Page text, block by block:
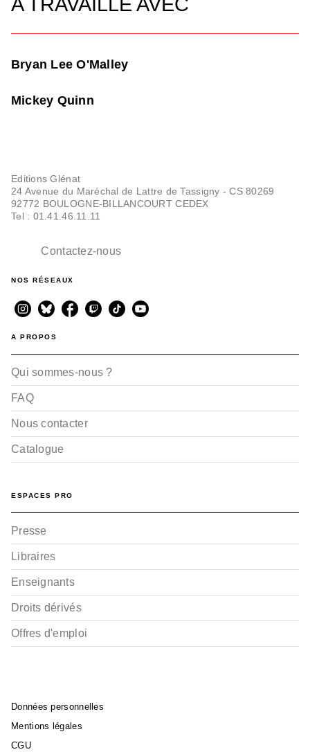
Bryan Lee O'Malley
Mickey Quinn
Editions Glénat
24 Avenue du Maréchal de Lattre de Tassigny - CS 80269
92772 BOULOGNE-BILLANCOURT CEDEX
Tel : 01.41.46.11.11
Contactez-nous
NOS RÉSEAUX
A PROPOS
Qui sommes-nous ?
FAQ
Nous contacter
Catalogue
ESPACES PRO
Presse
Libraires
Enseignants
Droits dérivés
Offres d'emploi
Données personnelles
Mentions légales
CGU